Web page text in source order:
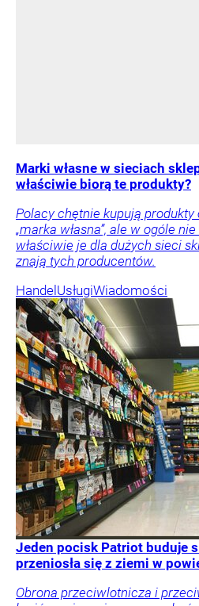
Marki własne w sieciach
właściwie biorą te produkty?
Polacy chętnie kupują produkty
„marka własna”, ale w ogóle
właściwie je dla dużych sieci
znają tych producentów.
HandelUsługiWiadomości
Jeden pocisk Patriot buduje
przeniosła się z ziemi w
Obrona przeciwlotnicza i